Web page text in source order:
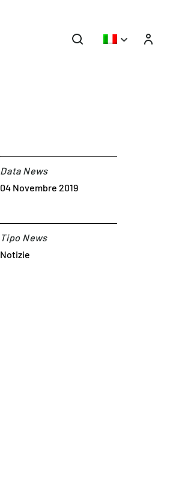
Data News
04 Novembre 2019
Tipo News
Notizie